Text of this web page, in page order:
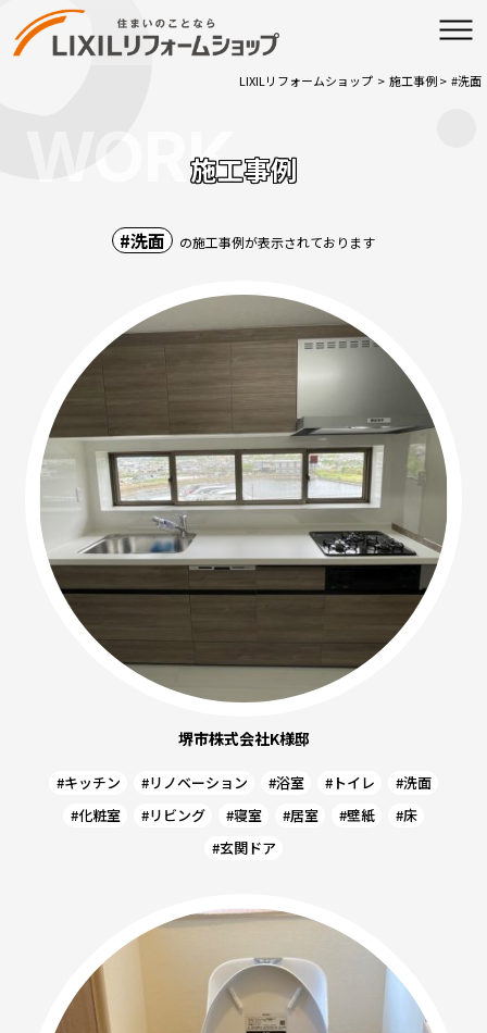
LIXILリフォームショップ > 施工事例> #洗面
施工事例
WORK
#洗面 の施工事例が表示されております
堺市株式会社K様邸
#キッチン #リノベーション #浴室 #トイレ
#洗面
#化粧室
#リビング #寝室 #居室 #壁紙
#床
#玄関ドア